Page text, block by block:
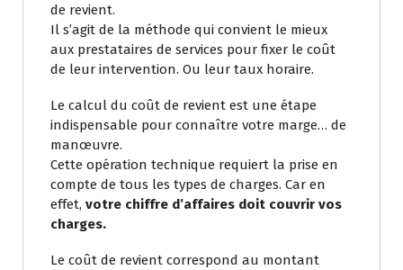
de revient.
Il s’agit de la méthode qui convient le mieux
aux prestataires de services pour fixer le coût
de leur intervention. Ou leur taux horaire.
Le calcul du coût de revient est une étape
indispensable pour connaître votre marge… de
manœuvre.
Cette opération technique requiert la prise en
compte de tous les types de charges. Car en
effet, votre chiffre d’affaires doit couvrir vos
charges.
Le coût de revient correspond au montant